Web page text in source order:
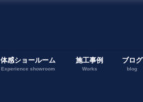
体感ショールーム
Experience showroom
施工事例
Works
ブログ
blog